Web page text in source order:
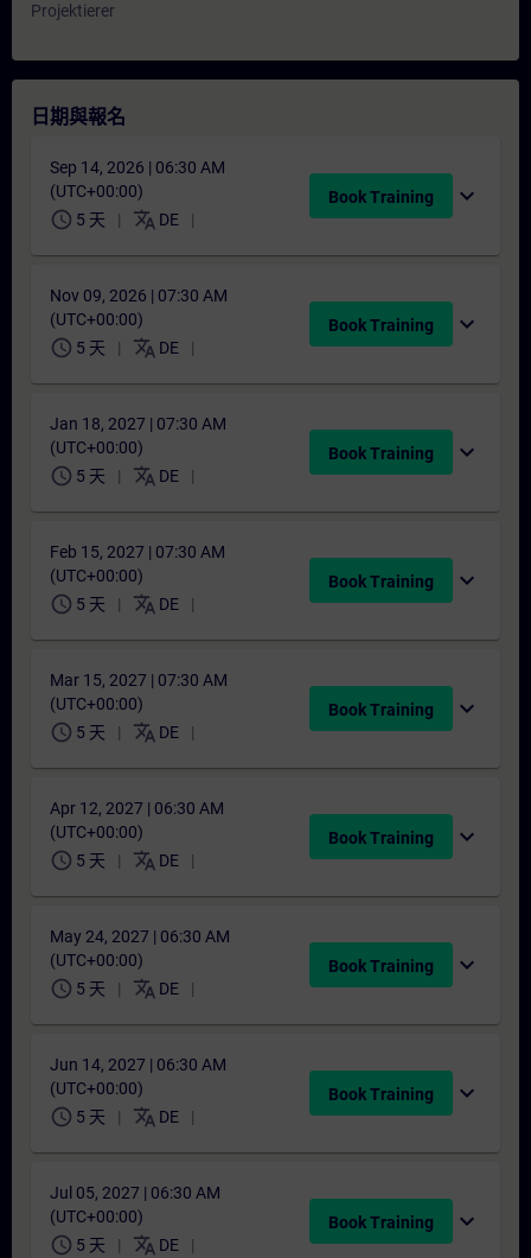
Projektierer
日期與報名
Sep 14, 2026 | 06:30 AM
(UTC+00:00)
schedule 5 天 translate DE
Book Training expand_more
Nov 09, 2026 | 07:30 AM
(UTC+00:00)
schedule 5 天 translate DE
Book Training expand_more
Jan 18, 2027 | 07:30 AM
(UTC+00:00)
schedule 5 天 translate DE
Book Training expand_more
Feb 15, 2027 | 07:30 AM
(UTC+00:00)
schedule 5 天 translate DE
Book Training expand_more
Mar 15, 2027 | 07:30 AM
(UTC+00:00)
schedule 5 天 translate DE
Book Training expand_more
Apr 12, 2027 | 06:30 AM
(UTC+00:00)
schedule 5 天 translate DE
Book Training expand_more
May 24, 2027 | 06:30 AM
(UTC+00:00)
schedule 5 天 translate DE
Book Training expand_more
Jun 14, 2027 | 06:30 AM
(UTC+00:00)
schedule 5 天 translate DE
Book Training expand_more
Jul 05, 2027 | 06:30 AM
(UTC+00:00)
schedule 5 天 translate DE
Book Training expand_more